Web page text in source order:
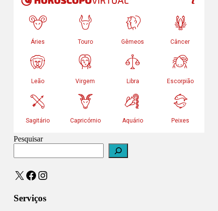
Pesquisar
X Facebook
Instagram
Serviços